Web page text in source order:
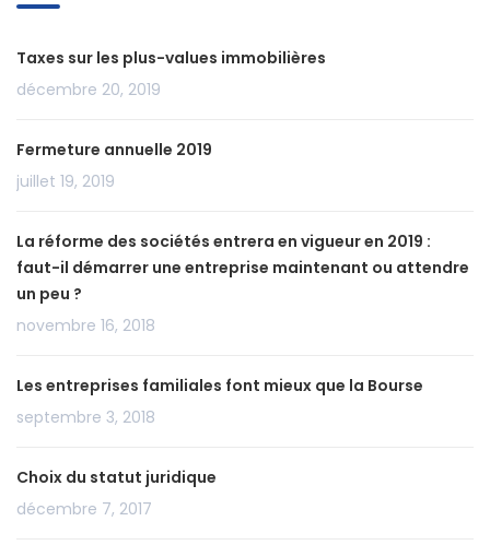
Taxes sur les plus-values immobilières
décembre 20, 2019
Fermeture annuelle 2019
juillet 19, 2019
La réforme des sociétés entrera en vigueur en 2019 :
faut-il démarrer une entreprise maintenant ou attendre
un peu ?
novembre 16, 2018
Les entreprises familiales font mieux que la Bourse
septembre 3, 2018
Choix du statut juridique
décembre 7, 2017